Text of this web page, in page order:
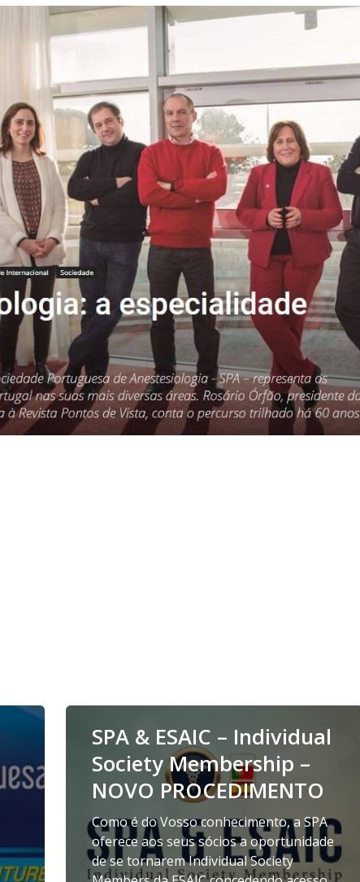
SPA & ESAIC – Individual
Society Membership –
NOVO PROCEDIMENTO
Como é do Vosso conhecimento, a SPA
oferece aos seus sócios a oportunidade
de se tornarem Individual Society